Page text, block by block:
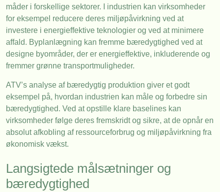
måder i forskellige sektorer. I industrien kan virksomheder
for eksempel reducere deres miljøpåvirkning ved at
investere i energieffektive teknologier og ved at minimere
affald. Byplanlægning kan fremme bæredygtighed ved at
designe byområder, der er energieffektive, inkluderende og
fremmer grønne transportmuligheder.
ATV’s analyse af bæredygtig produktion giver et godt
eksempel på, hvordan industrien kan måle og forbedre sin
bæredygtighed. Ved at opstille klare baselines kan
virksomheder følge deres fremskridt og sikre, at de opnår en
absolut afkobling af ressourceforbrug og miljøpåvirkning fra
økonomisk vækst.
Langsigtede målsætninger og
bæredygtighed